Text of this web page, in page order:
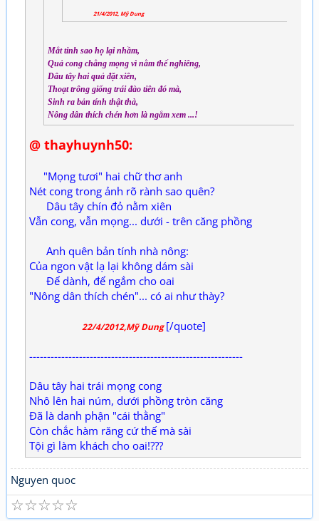
21/4/2012, Mỹ Dung
Mắt tinh sao họ lại nhầm,
Quả cong chẳng mọng vì nằm thế nghiêng,
Dâu tây hai quả đặt xiên,
Thoạt trông giống trái đào tiên đó mà,
Sinh ra bản tính thật thà,
Nông dân thích chén hơn là ngắm xem ...!
@ thayhuynh50:
"Mọng tươi" hai chữ thơ anh
Nét cong trong ảnh rõ rành sao quên?
Dâu tây chín đỏ nằm xiên
Vẫn cong, vẫn mọng... dưới - trên căng phồng
Anh quên bản tính nhà nông:
Của ngon vật lạ lại không dám sài
Để dành, để ngắm cho oai
"Nông dân thích chén"... có ai như thày?
22/4/2012,Mỹ Dung[/quote]
------------------------------------------------------------
Dâu tây hai trái mọng cong
Nhô lên hai núm, dưới phồng tròn căng
Đã là danh phận "cái thằng"
Còn chắc hàm răng cứ thế mà sài
Tội gì làm khách cho oai!???
Nguyen quoc
☆
☆
☆
☆
☆